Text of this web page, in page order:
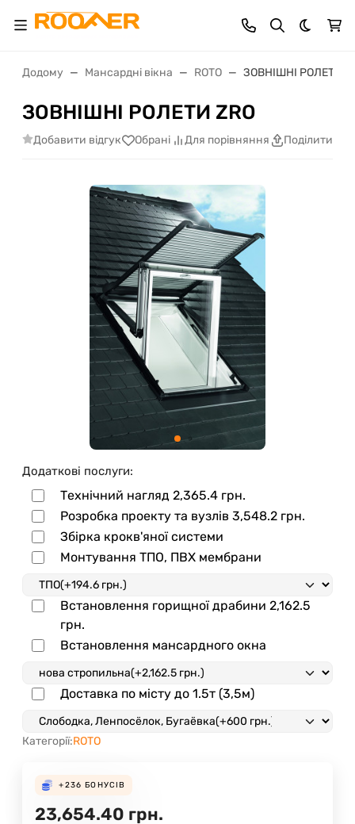
Dark
Додому Мансардні вікна ROTO ЗОВНІШНІ РОЛЕТИ
ЗОВНІШНІ РОЛЕТИ ZRO
Добавити відгук Обрані Для порівняння Поділитися
Додаткові послуги:
Технічний нагляд 2,365.4 грн.
Розробка проекту та вузлів 3,548.2 грн.
Збірка крокв'яної системи
Монтування ТПО, ПВХ мембрани
Встановлення горищної драбини 2,162.5
грн.
Встановлення мансардного окна
Доставка по місту до 1.5т (3,5м)
Категорії:ROTO
+236 БОНУСІВ
23,654.40 грн.